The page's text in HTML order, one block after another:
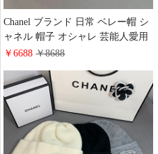
Chanel ブランド 日常 ベレー帽 シ
ャネル 帽子 オシャレ 芸能人愛用
ストリート ロゴ付き ラグジュア
￥6688￥8688